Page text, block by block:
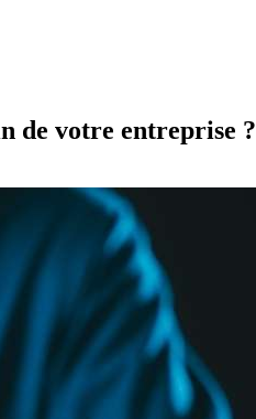
de votre entreprise ?